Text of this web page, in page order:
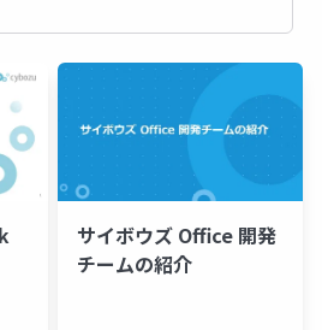
サイボウズ Office 開発
チームの紹介